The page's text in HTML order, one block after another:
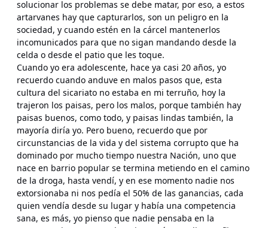
solucionar los problemas se debe matar, por eso, a estos
artarvanes hay que capturarlos, son un peligro en la
sociedad, y cuando estén en la cárcel mantenerlos
incomunicados para que no sigan mandando desde la
celda o desde el patio que les toque.
Cuando yo era adolescente, hace ya casi 20 años, yo
recuerdo cuando anduve en malos pasos que, esta
cultura del sicariato no estaba en mi terruño, hoy la
trajeron los paisas, pero los malos, porque también hay
paisas buenos, como todo, y paisas lindas también, la
mayoría diría yo. Pero bueno, recuerdo que por
circunstancias de la vida y del sistema corrupto que ha
dominado por mucho tiempo nuestra Nación, uno que
nace en barrio popular se termina metiendo en el camino
de la droga, hasta vendí, y en ese momento nadie nos
extorsionaba ni nos pedía el 50% de las ganancias, cada
quien vendía desde su lugar y había una competencia
sana, es más, yo pienso que nadie pensaba en la